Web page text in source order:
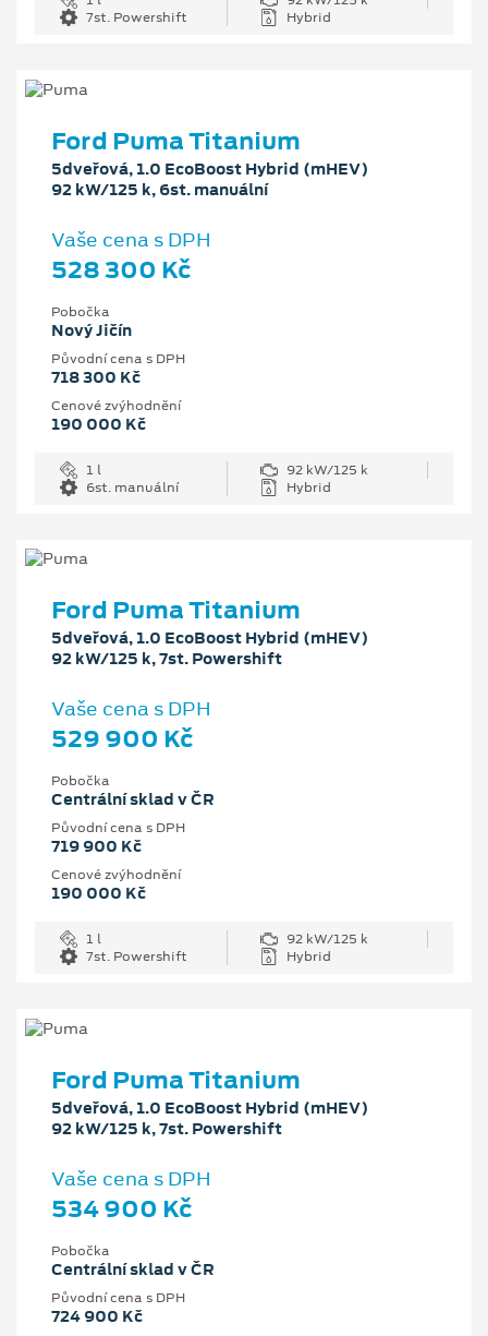
7st. Powershift
Hybrid
Ford Puma Titanium
5dveřová, 1.0 EcoBoost Hybrid (mHEV)
92 kW/125 k, 6st. manuální
Vaše cena s DPH
528 300 Kč
Pobočka
Nový Jičín
Původní cena s DPH
718 300 Kč
Cenové zvýhodnění
190 000 Kč
1 l
92 kW/125 k
6st. manuální
Hybrid
Ford Puma Titanium
5dveřová, 1.0 EcoBoost Hybrid (mHEV)
92 kW/125 k, 7st. Powershift
Vaše cena s DPH
529 900 Kč
Pobočka
Centrální sklad v ČR
Původní cena s DPH
719 900 Kč
Cenové zvýhodnění
190 000 Kč
1 l
92 kW/125 k
7st. Powershift
Hybrid
Ford Puma Titanium
5dveřová, 1.0 EcoBoost Hybrid (mHEV)
92 kW/125 k, 7st. Powershift
Vaše cena s DPH
534 900 Kč
Pobočka
Centrální sklad v ČR
Původní cena s DPH
724 900 Kč